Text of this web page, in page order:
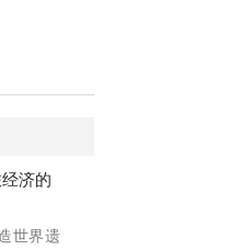
济的
世界遗